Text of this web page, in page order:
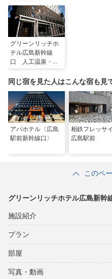
グリーンリッチホ
テル広島新幹線
口 人工温泉・二
同じ宿を見た人はこんな宿も見
アパホテル〈広島
駅前新幹線口〉
相鉄フレッサ
広島駅前
このペ
グリーンリッチホテル広島新
施設紹介
プラン
部屋
写真・動画